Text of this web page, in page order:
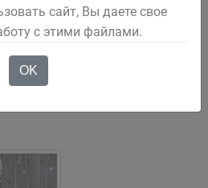
сайт, Вы даете свое
с этими файлами.
OK